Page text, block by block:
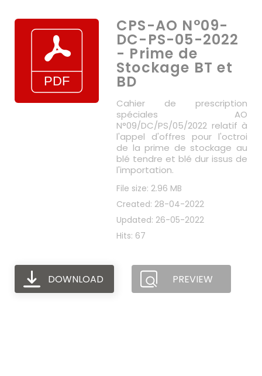
CPS-AO N°09-
DC-PS-05-2022
- Prime de
Stockage BT et
BD
Cahier de prescription
spéciales AO
N°09/DC/PS/05/2022 relatif à
l'appel d'offres pour l'octroi
de la prime de stockage au
blé tendre et blé dur issus de
l'importation.
File size: 2.96 MB
Created: 28-04-2022
Updated: 26-05-2022
Hits: 67
DOWNLOAD PREVIEW